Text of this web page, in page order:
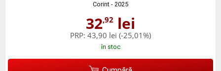
Corint - 2025
32,92 lei
PRP: 43,90 lei (-25,01%)
în stoc